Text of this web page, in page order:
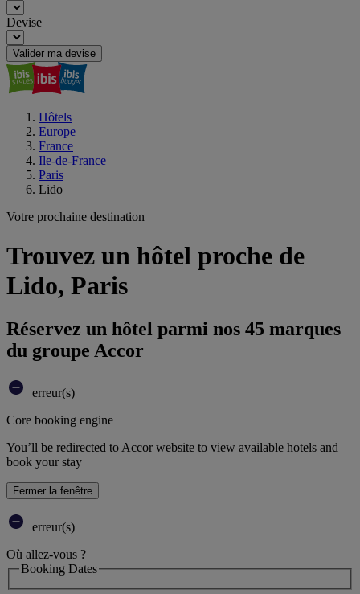
Devise
Valider ma devise
Hôtels
Europe
France
Ile-de-France
Paris
Lido
Votre prochaine destination
Trouvez un hôtel proche de
Lido, Paris
Réservez un hôtel parmi nos 45 marques
du groupe Accor
erreur(s)
Core booking engine
You’ll be redirected to Accor website to view available hotels and
book your stay
Fermer la fenêtre
erreur(s)
Où allez-vous ?
Booking Dates